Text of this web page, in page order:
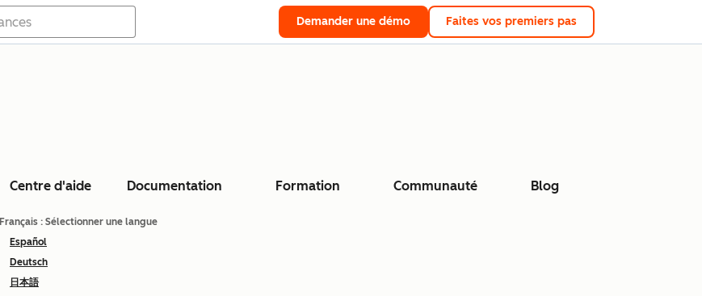
Demander une démo Faites vos premiers pas
Centre d'aide Documentation Formation Communauté Blog
Français : Sélectionner une langue
Español
Deutsch
日本語